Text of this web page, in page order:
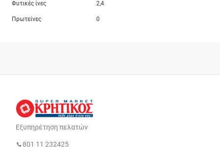
Φυτικές ίνες 2,4
Πρωτείνες 0
Εξυπηρέτηση πελατών
801 11 232425